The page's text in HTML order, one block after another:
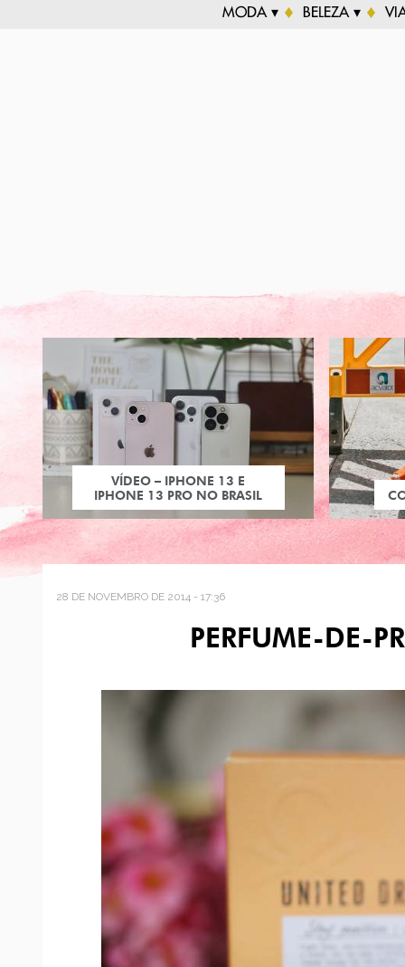
MODA ▾ BELEZA ▾
VÍDEO – IPHONE 13 E
IPHONE 13 PRO NO BRASIL
28 DE NOVEMBRO DE 2014 - 17:36
PERFUME-DE-